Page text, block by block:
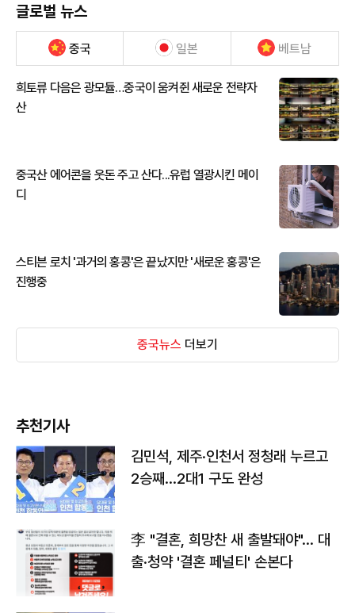
글로벌 뉴스
중국 일본 베트남
희토류 다음은 광모듈…중국이 움켜쥔 새로운 전략자
산
중국산 에어콘을 웃돈 주고 산다...유럽 열광시킨 메이
디
스티븐 로치 '과거의 홍콩'은 끝났지만 '새로운 홍콩'은
진행중
중국뉴스 더보기
추천기사
김민석, 제주·인천서 정청래 누르고
2승째…2대1 구도 완성
李 "결혼, 희망찬 새 출발돼야"… 대
출·청약 '결혼 페널티' 손본다